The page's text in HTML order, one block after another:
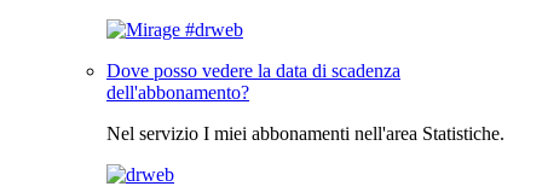
Dove posso vedere la data di scadenza
dell'abbonamento?
Nel servizio I miei abbonamenti nell'area Statistiche.